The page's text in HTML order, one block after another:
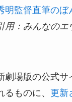
明監督直筆のぼ
用：みんなのエ
劇場版の公式サ
ものに、 更新